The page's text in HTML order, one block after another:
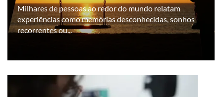
Milhares de pessoas ao redor do mundo relatam
experiências como memórias desconhecidas, sonhos
recorrentes ou...